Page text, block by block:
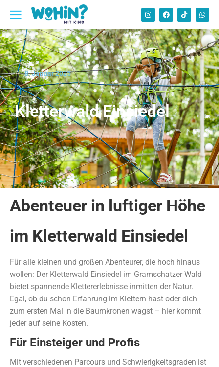
8. Januar 2025
Kletterwald Einsiedel
Abenteuer in luftiger Höhe
im Kletterwald Einsiedel
Für alle kleinen und großen Abenteurer, die hoch hinaus
wollen: Der Kletterwald Einsiedel im Gramschatzer Wald
bietet spannende Klettererlebnisse inmitten der Natur.
Egal, ob du schon Erfahrung im Klettern hast oder dich
zum ersten Mal in die Baumkronen wagst – hier kommt
jeder auf seine Kosten.
Für Einsteiger und Profis
Mit verschiedenen Parcours und Schwierigkeitsgraden ist